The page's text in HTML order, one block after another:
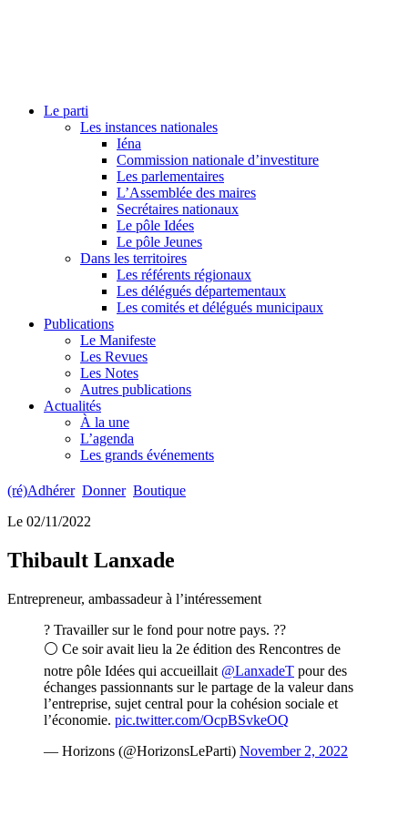
Le parti
Les instances nationales
Iéna
Commission nationale d’investiture
Les parlementaires
L’Assemblée des maires
Secrétaires nationaux
Le pôle Idées
Le pôle Jeunes
Dans les territoires
Les référents régionaux
Les délégués départementaux
Les comités et délégués municipaux
Publications
Le Manifeste
Les Revues
Les Notes
Autres publications
Actualités
À la une
L’agenda
Les grands événements
(ré)Adhérer Donner Boutique
Le 02/11/2022
Thibault Lanxade
Entrepreneur, ambassadeur à l’intéressement
? Travailler sur le fond pour notre pays. ??
⚪️ Ce soir avait lieu la 2e édition des Rencontres de
notre pôle Idées qui accueillait @LanxadeT pour des
échanges passionnants sur le partage de la valeur dans
l’entreprise, sujet central pour la cohésion sociale et
l’économie. pic.twitter.com/OcpBSvkeOQ
— Horizons (@HorizonsLeParti) November 2, 2022